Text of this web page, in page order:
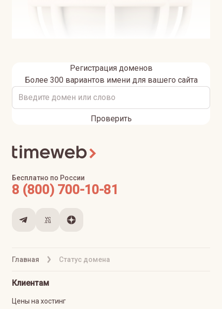
Регистрация доменов
Более 300 вариантов имени для вашего сайта
Проверить
Главная Статус домена
Бесплатно по России
8 (800) 700-10-81
Клиентам
Цены на хостинг